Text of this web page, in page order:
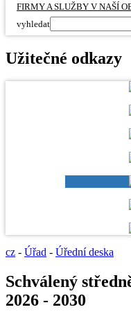
FIRMY A SLUŽBY V NAŠÍ
vyhledat
Užitečné odkazy
cz - Úřad - Úřední deska
Schválený
2026 - 2030